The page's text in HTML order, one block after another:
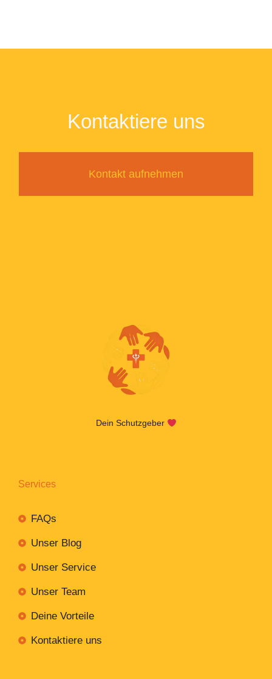
Kontaktiere uns
Kontakt aufnehmen
Dein Schutzgeber
Services
FAQs
Unser Blog
Unser Service
Unser Team
Deine Vorteile
Kontaktiere uns